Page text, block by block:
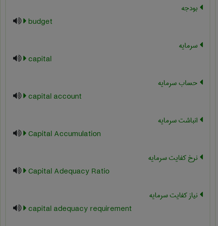
بودجه
budget
سرمایه
capital
حساب سرمایه
capital account
انباشت سرمایه
Capital Accumulation
نرخ کفایت سرمایه
Capital Adequacy Ratio
نیاز کفایت سرمایه
capital adequacy requirement